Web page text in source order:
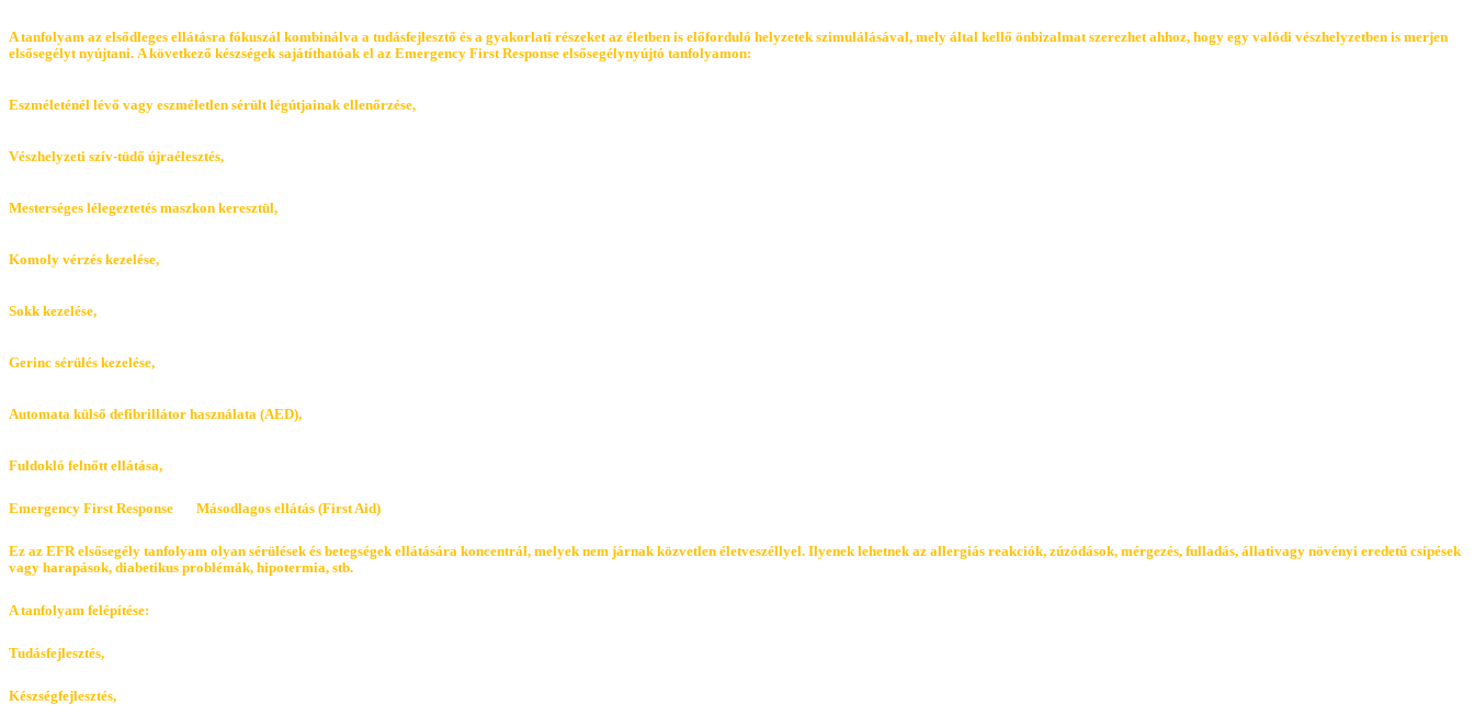
A tanfolyam az elsődleges ellátásra fókuszál kombinálva a tudásfejlesztő és a gyakorlati részeket az életben is előforduló helyzetek szimulálásával, mely által kellő önbizalmat szerezhet ahhoz, hogy egy valódi vészhelyzetben is merjen
elsősegélyt nyújtani. A következő készségek sajátíthatóak el az Emergency First Response elsősegélynyújtó tanfolyamon:
Eszméleténél lévő vagy eszméletlen sérült légútjainak ellenőrzése,
Vészhelyzeti szív-tüdő újraélesztés,
Mesterséges lélegeztetés maszkon keresztül,
Komoly vérzés kezelése,
Sokk kezelése,
Gerinc sérülés kezelése,
Automata külső defibrillátor használata (AED),
Fuldokló felnőtt ellátása,
Emergency First Response Másodlagos ellátás (First Aid)
Ez az EFR elsősegély tanfolyam olyan sérülések és betegségek ellátására koncentrál, melyek nem járnak közvetlen életveszéllyel. Ilyenek lehetnek az allergiás reakciók, zúzódások, mérgezés, fulladás, állativagy növényi eredetű csípések
vagy harapások, diabetikus problémák, hipotermia, stb.
A tanfolyam felépítése:
Tudásfejlesztés,
Készségfejlesztés,